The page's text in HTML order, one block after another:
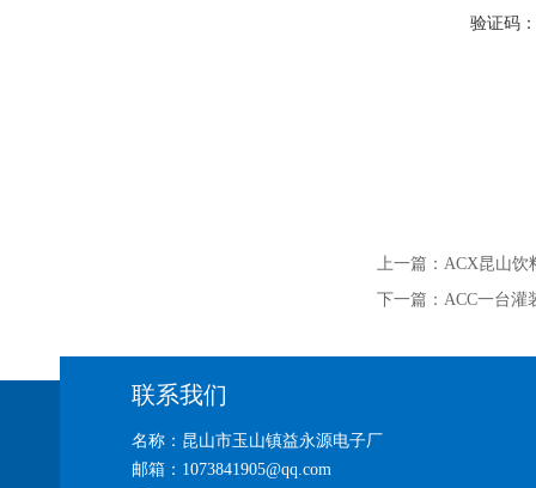
验证码：
上一篇： ACX昆山饮
下一篇： ACC一台灌
联系我们
名称：昆山市玉山镇益永源电子厂
邮箱：1073841905@qq.com